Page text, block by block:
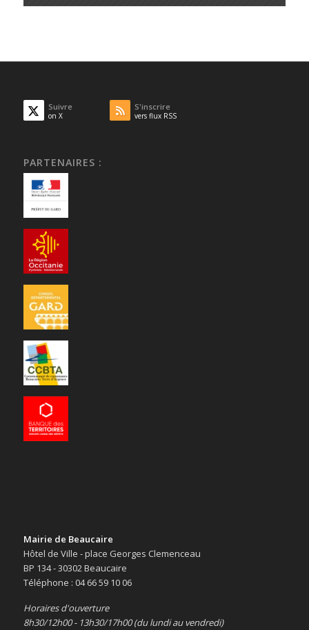
Suivre
on X
S'inscrire
vers flux RSS
PARTENAIRES :
Mairie de Beaucaire
Hôtel de Ville - place Georges Clemenceau
BP 134 - 30302 Beaucaire
Téléphone : 04 66 59 10 06
Horaires d'ouverture
8h30/12h00 - 13h30/17h00 (du lundi au vendredi)